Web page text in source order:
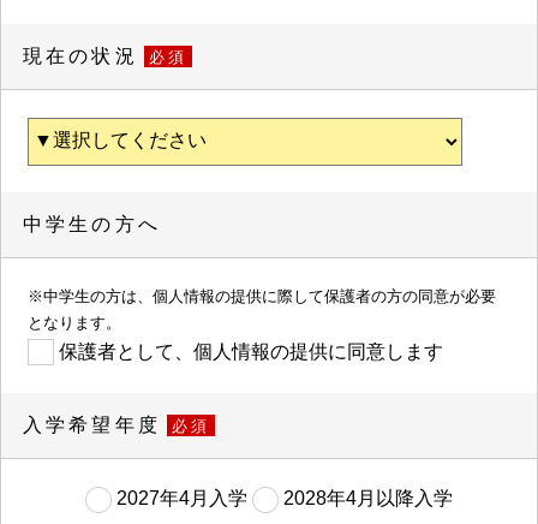
現在の状況 必須
中学生の方へ
※中学生の方は、個人情報の提供に際して保護者の方の同意が必要
となります。
保護者として、個人情報の提供に同意します
入学希望年度 必須
2027年4月入学 2028年4月以降入学